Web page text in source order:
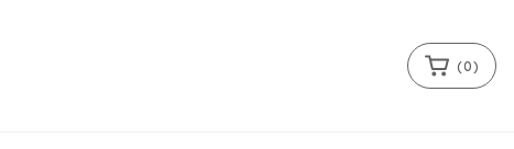
(0)